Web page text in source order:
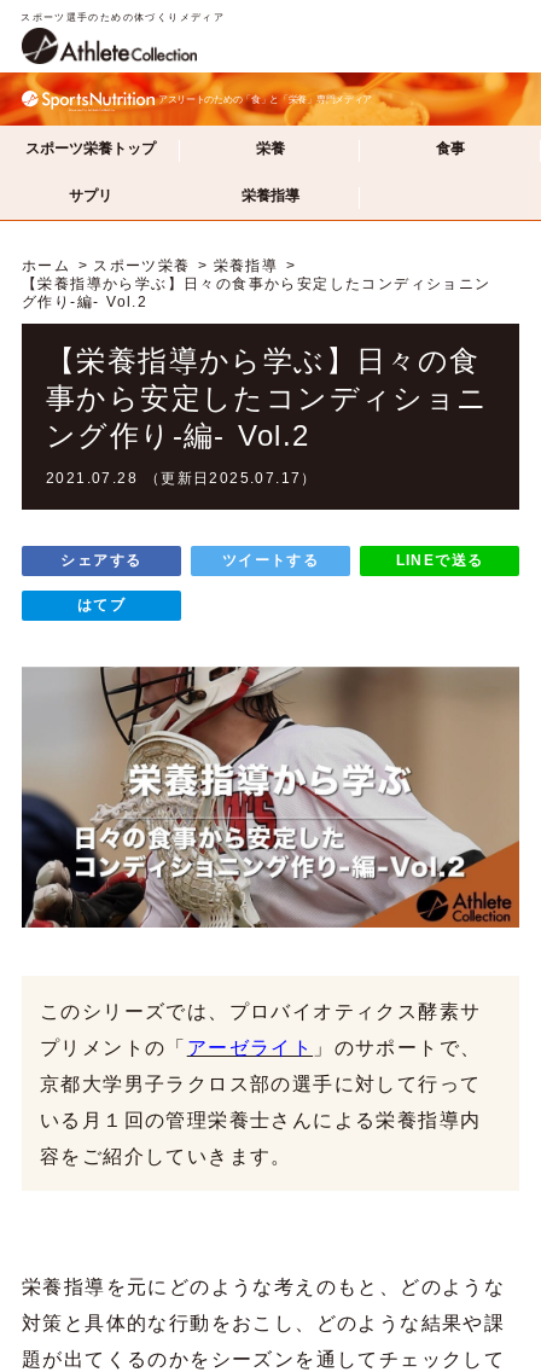
スポーツ選手のための体づくりメディア
アスリートのための「食」と「栄養」専門メディア
スポーツ栄養トップ 栄養 食事
サプリ 栄養指導
ホーム スポーツ栄養
栄養指導
【栄養指導から学ぶ】日々の食事から安定したコンディショニン
グ作り-編- Vol.2
【栄養指導から学ぶ】日々の食
事から安定したコンディショニ
ング作り-編- Vol.2
2021.07.28 （更新日2025.07.17）
シェアする ツイートする LINEで送る
はてブ
このシリーズでは、プロバイオティクス酵素サ
プリメントの「 アーゼライト 」のサポートで、
京都大学男子ラクロス部の選手に対して行って
いる月１回の管理栄養士さんによる栄養指導内
容をご紹介していきます。
栄養指導を元にどのような考えのもと、どのような
対策と具体的な行動をおこし、どのような結果や課
題が出てくるのかをシーズンを通してチェックして